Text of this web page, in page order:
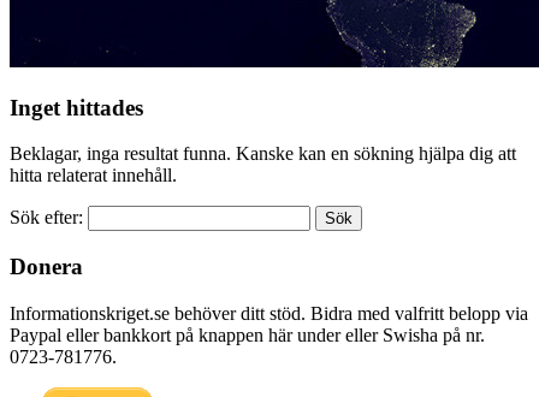
Inget hittades
Beklagar, inga resultat funna. Kanske kan en sökning hjälpa dig att
hitta relaterat innehåll.
Sök efter:
Donera
Informationskriget.se behöver ditt stöd. Bidra med valfritt belopp via
Paypal eller bankkort på knappen här under eller Swisha på nr.
0723-781776.